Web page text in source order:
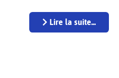
Lire la suite...